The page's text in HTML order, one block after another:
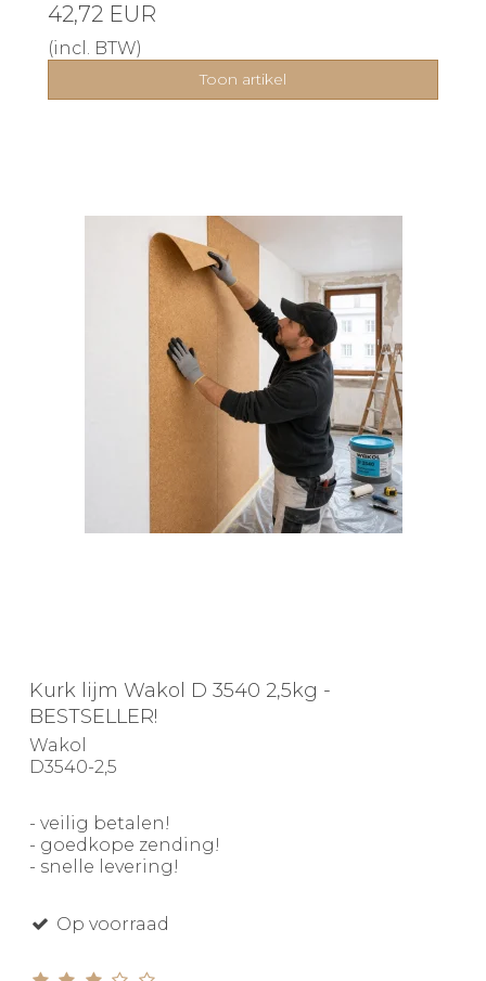
42,72 EUR
(incl. BTW)
Toon artikel
Kurk lijm Wakol D 3540 2,5kg -
BESTSELLER!
Wakol
D3540-2,5
- veilig betalen!
- goedkope zending!
- snelle levering!
Op voorraad